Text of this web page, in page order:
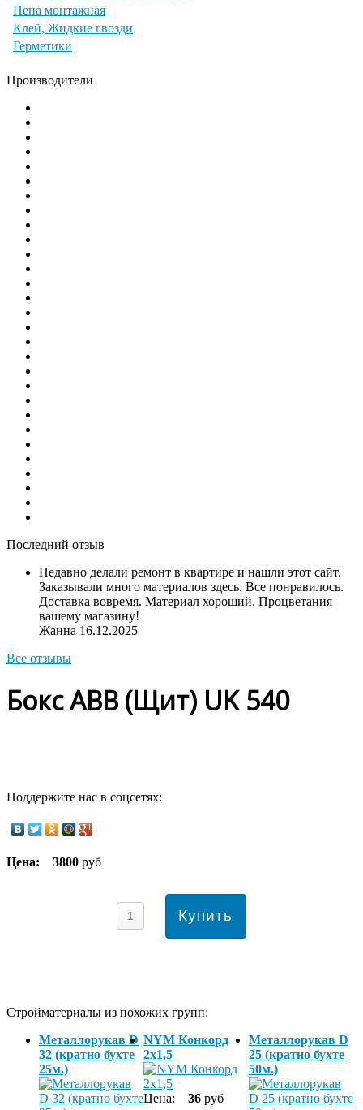
Пена монтажная
Клей, Жидкие гвозди
Герметики
Производители
Последний отзыв
Недавно делали ремонт в квартире и нашли этот сайт.
Заказывали много материалов здесь. Все понравилось.
Доставка вовремя. Материал хороший. Процветания
вашему магазину!
Жанна 16.12.2025
Все отзывы
Бокс АВВ (Щит) UK 540
Поддержите нас в соцсетях:
Цена: 3800 руб
Стройматериалы из похожих групп:
Металлорукав D
32 (кратно бухте
25м.)
NYM Конкорд
2х1,5
Цена: 36 руб
Металлорукав D
25 (кратно бухте
50м.)